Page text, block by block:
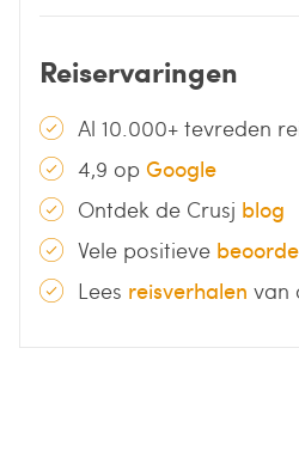
Reiservaringen
Al 10.000+ tevreden
4,9 op Google
Ontdek de Crusj blog
Vele positieve
Lees reisverhalen van